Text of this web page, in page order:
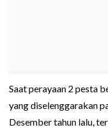
Saat perayaan 2 pesta
yang diselenggarakan
Desember tahun lalu,